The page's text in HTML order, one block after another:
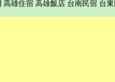
高雄住宿 高雄飯店 台南民宿 台